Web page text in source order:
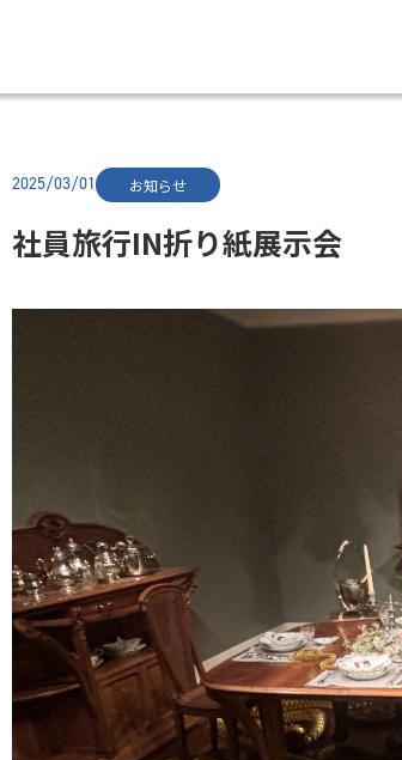
2025/03/01 お知らせ
社員旅行IN折り紙展示会